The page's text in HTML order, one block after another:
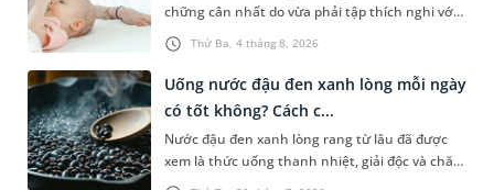
Thứ Ba, 4 tháng 8, 2026
chững cân nhất do vừa phải tập thích nghi với
chế độ ăn dặm, vừa dễ gặp các vấn đề rối loạn
tiêu hóa. Lựa chọn đúng dòng sữa tăng cân cho
trẻ 6 - 12 tháng phù hợp với thể trạng sẽ giúp
con tối ưu hấp thu, nhanh chóng bắt kịp đà
tăng trưởng chuẩn. Bài viết sau đây sẽ hướng
dẫn ba mẹ lựa chọn sữa phù hợp cho con và
một số lưu ý không nên bỏ qua.
Uống nước đậu đen xanh lòng mỗi ngày
có tốt không? Cách c...
Nước đậu đen xanh lòng rang từ lâu đã được
xem là thức uống thanh nhiệt, giải độc và chăm
sóc sắc đẹp hiệu quả trong những ngày hè oi